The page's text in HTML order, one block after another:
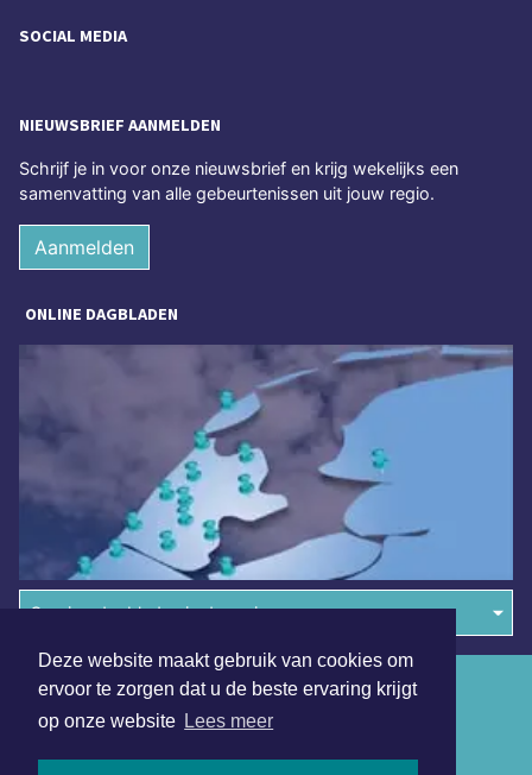
Deze website maakt gebruik van cookies om
ervoor te zorgen dat u de beste ervaring krijgt
op onze website Lees meer
SOCIAL MEDIA
NIEUWSBRIEF AANMELDEN
Schrijf je in voor onze nieuwsbrief en krijg wekelijks een
samenvatting van alle gebeurtenissen uit jouw regio.
Aanmelden
ONLINE DAGBLADEN
Overige dagbladen in de regio
Algemene voorwaarden
Disclaimer